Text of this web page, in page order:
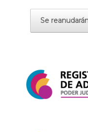
Se